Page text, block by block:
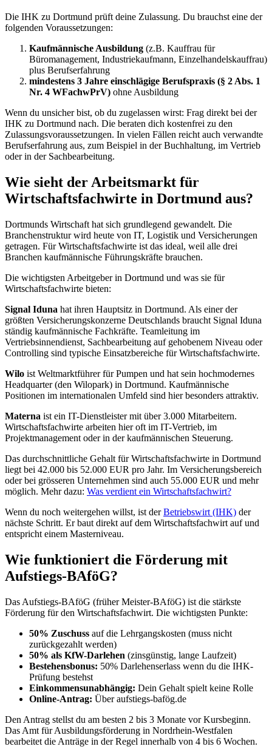
Die IHK zu Dortmund prüft deine Zulassung. Du brauchst eine der
folgenden Voraussetzungen:
Kaufmännische Ausbildung (z.B. Kauffrau für
Büromanagement, Industriekaufmann, Einzelhandelskauffrau)
plus Berufserfahrung
mindestens 3 Jahre einschlägige Berufspraxis (§ 2 Abs. 1
Nr. 4 WFachwPrV) ohne Ausbildung
Wenn du unsicher bist, ob du zugelassen wirst: Frag direkt bei der
IHK zu Dortmund nach. Die beraten dich kostenfrei zu den
Zulassungsvoraussetzungen. In vielen Fällen reicht auch verwandte
Berufserfahrung aus, zum Beispiel in der Buchhaltung, im Vertrieb
oder in der Sachbearbeitung.
Wie sieht der Arbeitsmarkt für
Wirtschaftsfachwirte in Dortmund aus?
Dortmunds Wirtschaft hat sich grundlegend gewandelt. Die
Branchenstruktur wird heute von IT, Logistik und Versicherungen
getragen. Für Wirtschaftsfachwirte ist das ideal, weil alle drei
Branchen kaufmännische Führungskräfte brauchen.
Die wichtigsten Arbeitgeber in Dortmund und was sie für
Wirtschaftsfachwirte bieten:
Signal Iduna hat ihren Hauptsitz in Dortmund. Als einer der
größten Versicherungskonzerne Deutschlands braucht Signal Iduna
ständig kaufmännische Fachkräfte. Teamleitung im
Vertriebsinnendienst, Sachbearbeitung auf gehobenem Niveau oder
Controlling sind typische Einsatzbereiche für Wirtschaftsfachwirte.
Wilo ist Weltmarktführer für Pumpen und hat sein hochmodernes
Headquarter (den Wilopark) in Dortmund. Kaufmännische
Positionen im internationalen Umfeld sind hier besonders attraktiv.
Materna ist ein IT-Dienstleister mit über 3.000 Mitarbeitern.
Wirtschaftsfachwirte arbeiten hier oft im IT-Vertrieb, im
Projektmanagement oder in der kaufmännischen Steuerung.
Das durchschnittliche Gehalt für Wirtschaftsfachwirte in Dortmund
liegt bei 42.000 bis 52.000 EUR pro Jahr. Im Versicherungsbereich
oder bei grösseren Unternehmen sind auch 55.000 EUR und mehr
möglich. Mehr dazu: Was verdient ein Wirtschaftsfachwirt?
Wenn du noch weitergehen willst, ist derBetriebswirt (IHK) der
nächste Schritt. Er baut direkt auf dem Wirtschaftsfachwirt auf und
entspricht einem Masterniveau.
Wie funktioniert die Förderung mit
Aufstiegs-BAföG?
Das Aufstiegs-BAföG (früher Meister-BAföG) ist die stärkste
Förderung für den Wirtschaftsfachwirt. Die wichtigsten Punkte:
50% Zuschuss auf die Lehrgangskosten (muss nicht
zurückgezahlt werden)
50% als KfW-Darlehen (zinsgünstig, lange Laufzeit)
Bestehensbonus: 50% Darlehenserlass wenn du die IHK-
Prüfung bestehst
Einkommensunabhängig: Dein Gehalt spielt keine Rolle
Online-Antrag: Über aufstiegs-bafög.de
Den Antrag stellst du am besten 2 bis 3 Monate vor Kursbeginn.
Das Amt für Ausbildungsförderung in Nordrhein-Westfalen
bearbeitet die Anträge in der Regel innerhalb von 4 bis 6 Wochen.